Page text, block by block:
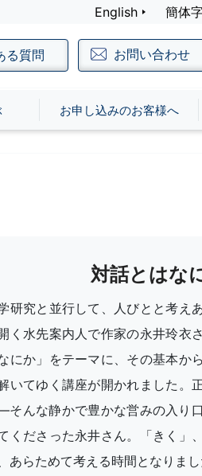
English 簡体
る質問 お問い合わせ
お申し込みのお客様へ
対話とはな
研究と並行して、人びとと考え
く水先案内人で作家の永井玲衣
にか」をテーマに、その基本か
いてゆく講座が開かれました。
んな静かで豊かな営みの入り
くださった永井さん。「きく」
あらためて考える時間となりまし